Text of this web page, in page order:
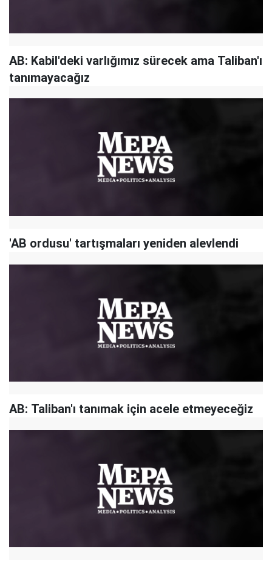
AB: Kabil'deki varlığımız sürecek ama Taliban'ı
tanımayacağız
'AB ordusu' tartışmaları yeniden alevlendi
AB: Taliban'ı tanımak için acele etmeyeceğiz